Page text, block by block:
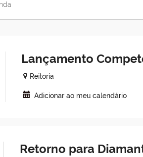
Lançamento
Reitoria
Adicionar ao meu calendário
Retorno para